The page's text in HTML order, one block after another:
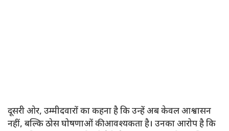
दूसरी ओर, उम्मीदवारों का कहना है कि उन्हें अब केवल आश्वासन
नहीं, बल्कि ठोस घोषणाओं की आवश्यकता है। उनका आरोप है कि